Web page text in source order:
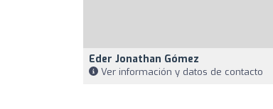
Eder Jonathan Gómez
Ver información y datos de contacto